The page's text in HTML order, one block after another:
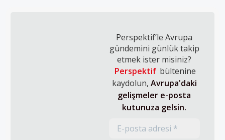
Perspektif’le Avrupa
gündemini günlük takip
etmek ister misiniz?
Perspektif bültenine
kaydolun, Avrupa'daki
gelişmeler e-posta
kutunuza gelsin.